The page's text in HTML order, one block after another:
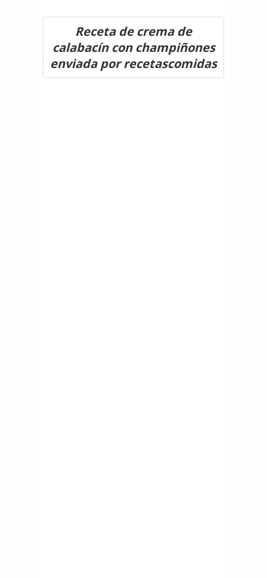
Receta de crema de
calabacín con champiñones
enviada por recetascomidas